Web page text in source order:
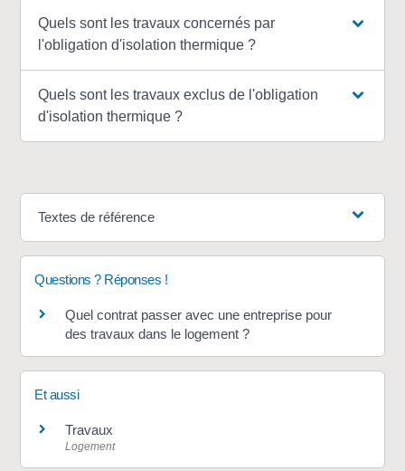
Quels sont les travaux concernés par
l'obligation d'isolation thermique ?
Quels sont les travaux exclus de l'obligation
d'isolation thermique ?
Textes de référence
Questions ? Réponses !
Quel contrat passer avec une entreprise pour
des travaux dans le logement ?
Et aussi
Travaux
Logement